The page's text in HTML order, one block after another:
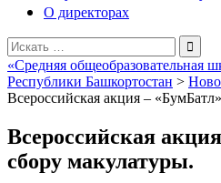
О директорах
Поиск
для:
«Средняя общеобразовательная
Республики Башкортостан >
Всероссийская акция –
Всероссийская
сбору макулатуры.